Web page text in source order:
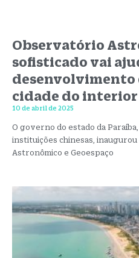
Observatório
sofisticado vai
desenvolvimento
cidade do
10 de abril de 2025
O governo do estado da
instituições chinesas,
Astronômico e Geoespaço